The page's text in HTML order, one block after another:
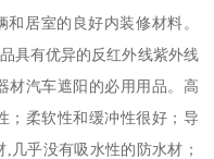
居室的良好内装修材料。
具有优异的反红外线紫外线
材汽车遮阳的必用用品。高
；柔软性和缓冲性很好；导
几乎没有吸水性的防水材；